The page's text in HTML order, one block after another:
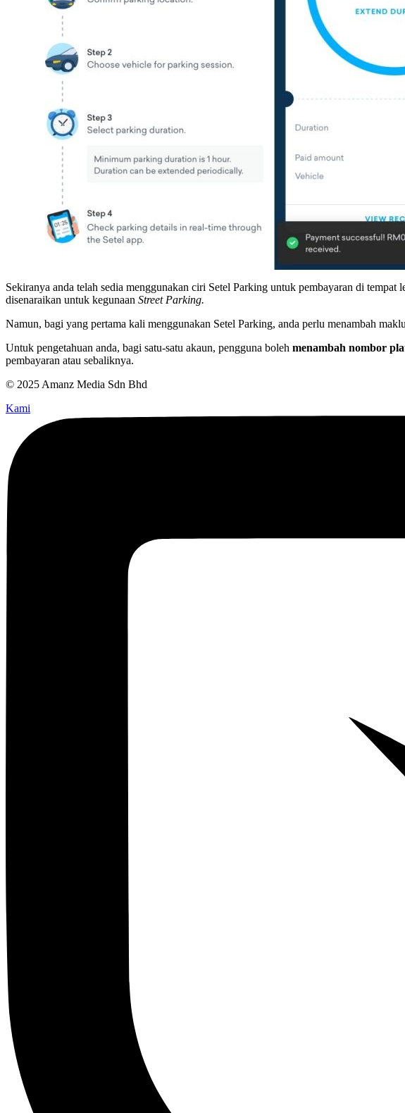
Sekiranya anda telah sedia menggunakan ciri Setel Parking untuk pembayaran di
disenaraikan untuk kegunaan Street Parking.
Namun, bagi yang pertama kali menggunakan Setel Parking, anda perlu menambah
Untuk pengetahuan anda, bagi satu-satu akaun, pengguna boleh menambah nombor
pembayaran atau sebaliknya.
© 2025 Amanz Media Sdn Bhd
Kami